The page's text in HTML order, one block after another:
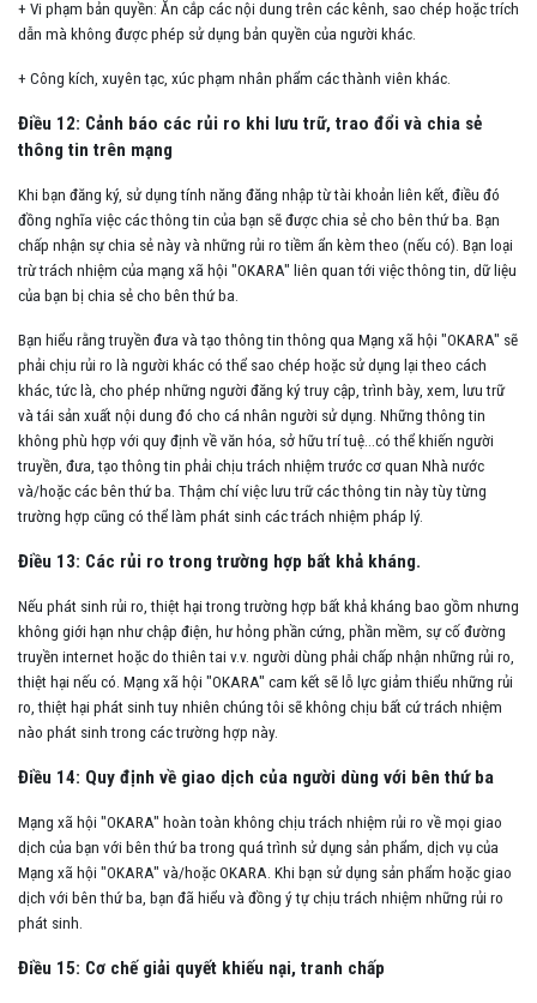
+ Vi phạm bản quyền: Ăn cắp các nội dung trên các kênh, sao chép hoặc trích
dẫn mà không được phép sử dụng bản quyền của người khác.
+ Công kích, xuyên tạc, xúc phạm nhân phẩm các thành viên khác.
Điều 12: Cảnh báo các rủi ro khi lưu trữ, trao đổi và chia sẻ
thông tin trên mạng
Khi bạn đăng ký, sử dụng tính năng đăng nhập từ tài khoản liên kết, điều đó
đồng nghĩa việc các thông tin của bạn sẽ được chia sẻ cho bên thứ ba. Bạn
chấp nhận sự chia sẻ này và những rủi ro tiềm ẩn kèm theo (nếu có). Bạn loại
trừ trách nhiệm của mạng xã hội "OKARA" liên quan tới việc thông tin, dữ liệu
của bạn bị chia sẻ cho bên thứ ba.
Bạn hiểu rằng truyền đưa và tạo thông tin thông qua Mạng xã hội "OKARA" sẽ
phải chịu rủi ro là người khác có thể sao chép hoặc sử dụng lại theo cách
khác, tức là, cho phép những người đăng ký truy cập, trình bày, xem, lưu trữ
và tái sản xuất nội dung đó cho cá nhân người sử dụng. Những thông tin
không phù hợp với quy định về văn hóa, sở hữu trí tuệ…có thể khiến người
truyền, đưa, tạo thông tin phải chịu trách nhiệm trước cơ quan Nhà nước
và/hoặc các bên thứ ba. Thậm chí việc lưu trữ các thông tin này tùy từng
trường hợp cũng có thể làm phát sinh các trách nhiệm pháp lý.
Điều 13: Các rủi ro trong trường hợp bất khả kháng.
Nếu phát sinh rủi ro, thiệt hại trong trường hợp bất khả kháng bao gồm nhưng
không giới hạn như chập điện, hư hỏng phần cứng, phần mềm, sự cố đường
truyền internet hoặc do thiên tai v.v. người dùng phải chấp nhận những rủi ro,
thiệt hại nếu có. Mạng xã hội "OKARA" cam kết sẽ lỗ lực giảm thiểu những rủi
ro, thiệt hại phát sinh tuy nhiên chúng tôi sẽ không chịu bất cứ trách nhiệm
nào phát sinh trong các trường hợp này.
Điều 14: Quy định về giao dịch của người dùng với bên thứ ba
Mạng xã hội "OKARA" hoàn toàn không chịu trách nhiệm rủi ro về mọi giao
dịch của bạn với bên thứ ba trong quá trình sử dụng sản phẩm, dịch vụ của
Mạng xã hội "OKARA" và/hoặc OKARA. Khi bạn sử dụng sản phẩm hoặc giao
dịch với bên thứ ba, bạn đã hiểu và đồng ý tự chịu trách nhiệm những rủi ro
phát sinh.
Điều 15: Cơ chế giải quyết khiếu nại, tranh chấp